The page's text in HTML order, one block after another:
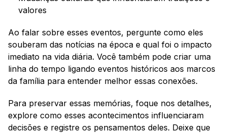
valores
Ao falar sobre esses eventos, pergunte como eles
souberam das notícias na época e qual foi o impacto
imediato na vida diária. Você também pode criar uma
linha do tempo ligando eventos históricos aos marcos
da família para entender melhor essas conexões.
Para preservar essas memórias, foque nos detalhes,
explore como esses acontecimentos influenciaram
decisões e registre os pensamentos deles. Deixe que